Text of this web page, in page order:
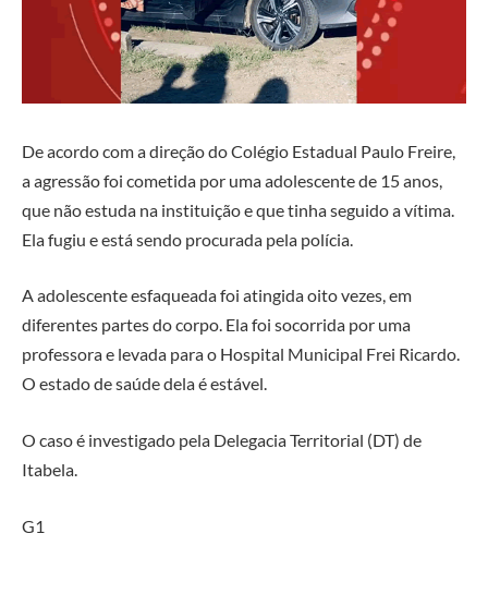
De acordo com a direção do Colégio Estadual Paulo Freire,
a agressão foi cometida por uma adolescente de 15 anos,
que não estuda na instituição e que tinha seguido a vítima.
Ela fugiu e está sendo procurada pela polícia.
A adolescente esfaqueada foi atingida oito vezes, em
diferentes partes do corpo. Ela foi socorrida por uma
professora e levada para o Hospital Municipal Frei Ricardo.
O estado de saúde dela é estável.
O caso é investigado pela Delegacia Territorial (DT) de
Itabela.
G1